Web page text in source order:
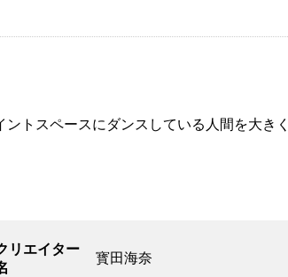
ントスペースにダンスしている人間を大き
リエイター
寳田海奈